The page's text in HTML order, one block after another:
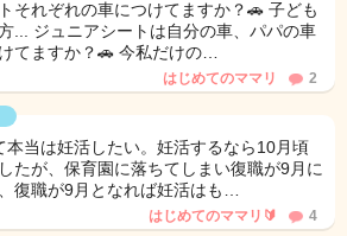
それぞれの車につけてますか？🚗 子ども
... ジュニアシートは自分の車、パパの車
てますか？🚗 今私だけの…
はじめてのママリ 2
本当は妊活したい。妊活するなら10月頃
たが、保育園に落ちてしまい復職が9月に
復職が9月となれば妊活はも…
はじめてのママリ🔰 4